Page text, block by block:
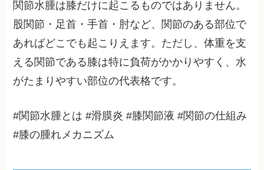
関節水腫は膝だけに起こるものではありません。
股関節・足首・手首・肘など、関節のある部位で
あればどこでも起こりえます。ただし、体重を支
える関節である膝は特に負荷がかかりやすく、水
がたまりやすい部位の代表格です。
#関節水腫とは #滑膜炎 #膝関節液 #関節の仕組み
#膝の腫れメカニズム